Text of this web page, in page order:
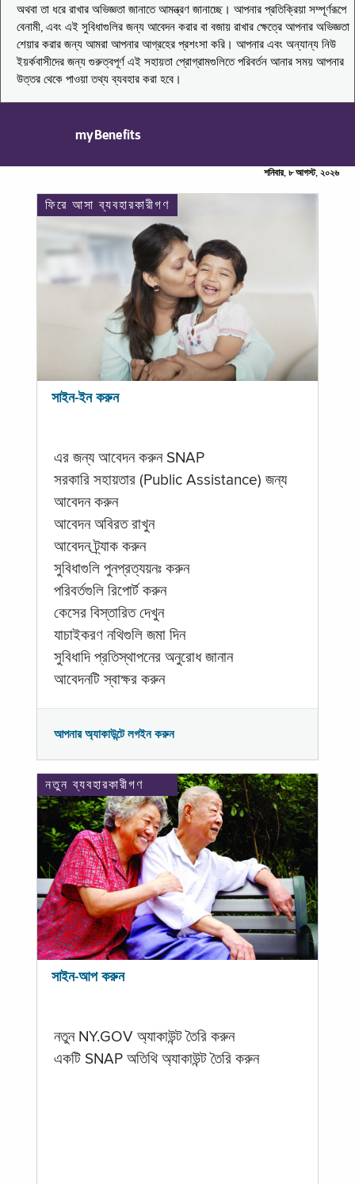
অথবা তা ধরে রাখার অভিজ্ঞতা জানাতে আমন্ত্রণ জানাচ্ছে। আপনার প্রতিক্রিয়া সম্পূর্ণরূপে
বেনামী, এবং এই সুবিধাগুলির জন্য আবেদন করার বা বজায় রাখার ক্ষেত্রে আপনার অভিজ্ঞতা
শেয়ার করার জন্য আমরা আপনার আগ্রহের প্রশংসা করি। আপনার এবং অন্যান্য নিউ
ইয়র্কবাসীদের জন্য গুরুত্বপূর্ণ এই সহায়তা প্রোগ্রামগুলিতে পরিবর্তন আনার সময় আপনার
উত্তর থেকে পাওয়া তথ্য ব্যবহার করা হবে।
myBenefits
শনিবার, ৮ আগস্ট, ২০২৬
ফিরে আসা ব্যবহারকারীগণ
সাইন-ইন করুন
এর জন্য আবেদন করুন SNAP
সরকারি সহায়তার (Public Assistance) জন্য
আবেদন করুন
আবেদন অবিরত রাখুন
আবেদন ট্র্যাক করুন
সুবিধাগুলি পুনপ্রত্যয়নঃ করুন
পরিবর্তগুলি রিপোর্ট করুন
কেসের বিস্তারিত দেখুন
যাচাইকরণ নথিগুলি জমা দিন
সুবিধাদি প্রতিস্থাপনের অনুরোধ জানান
আবেদনটি স্বাক্ষর করুন
আপনার অ্যাকাউন্টে লগইন করুন
নতুন ব্যবহারকারীগণ
সাইন-আপ করুন
নতুন NY.GOV অ্যাকাউন্ট তৈরি করুন
একটি SNAP অতিথি অ্যাকাউন্ট তৈরি করুন